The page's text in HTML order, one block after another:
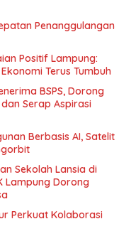
Penanggulangan
Positif Lampung:
Terus Tumbuh
BSPS, Dorong
Serap Aspirasi
Berbasis AI, Satelit
Sekolah Lansia di
Lampung Dorong
Perkuat Kolaborasi